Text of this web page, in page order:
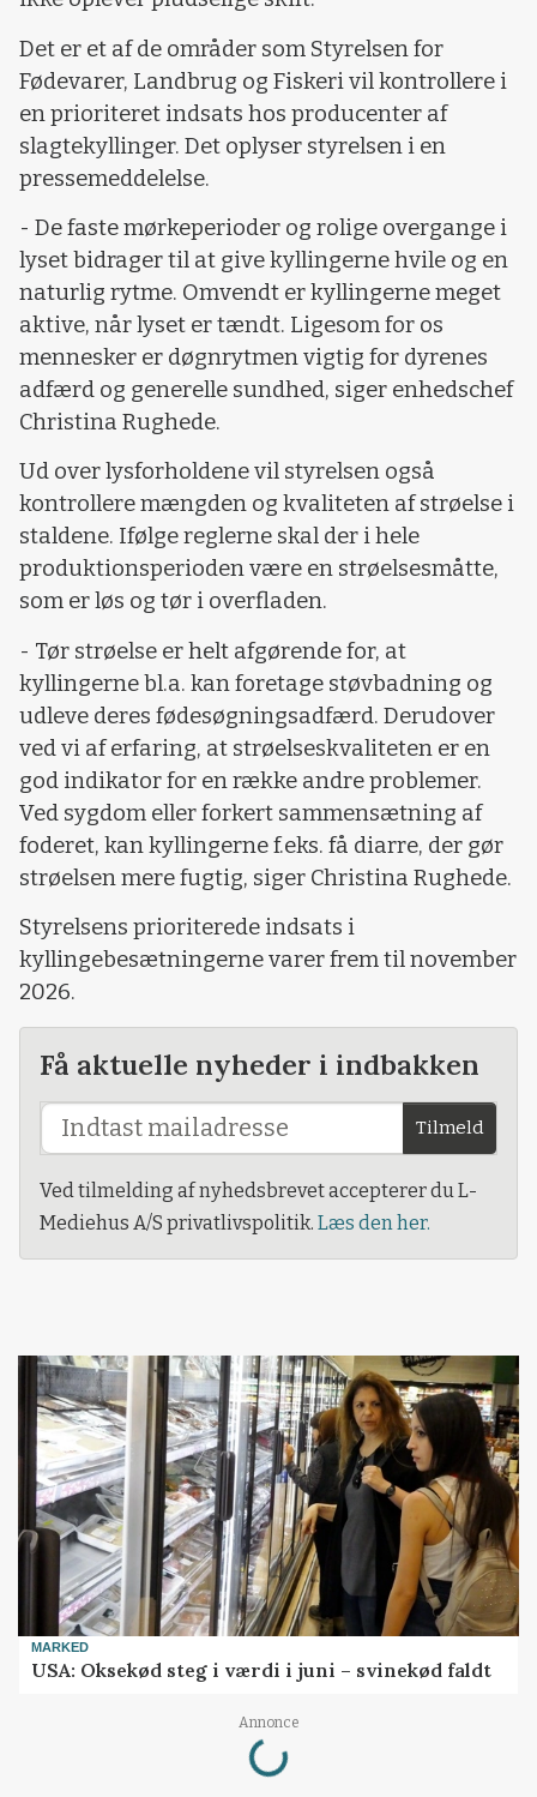
Det er et af de områder som Styrelsen for
Fødevarer, Landbrug og Fiskeri vil kontrollere i
en prioriteret indsats hos producenter af
slagtekyllinger. Det oplyser styrelsen i en
pressemeddelelse.
- De faste mørkeperioder og rolige overgange i
lyset bidrager til at give kyllingerne hvile og en
naturlig rytme. Omvendt er kyllingerne meget
aktive, når lyset er tændt. Ligesom for os
mennesker er døgnrytmen vigtig for dyrenes
adfærd og generelle sundhed, siger enhedschef
Christina Rughede.
Ud over lysforholdene vil styrelsen også
kontrollere mængden og kvaliteten af strøelse i
staldene. Ifølge reglerne skal der i hele
produktionsperioden være en strøelsesmåtte,
som er løs og tør i overfladen.
- Tør strøelse er helt afgørende for, at
kyllingerne bl.a. kan foretage støvbadning og
udleve deres fødesøgningsadfærd. Derudover
ved vi af erfaring, at strøelseskvaliteten er en
god indikator for en række andre problemer.
Ved sygdom eller forkert sammensætning af
foderet, kan kyllingerne f.eks. få diarre, der gør
strøelsen mere fugtig, siger Christina Rughede.
Styrelsens prioriterede indsats i
kyllingebesætningerne varer frem til november
2026.
Få aktuelle nyheder i indbakken
Tilmeld
Ved tilmelding af nyhedsbrevet accepterer du L-
Mediehus A/S privatlivspolitik. Læs den her.
MARKED
USA: Oksekød steg i værdi i juni – svinekød faldt
Annonce
Loading...